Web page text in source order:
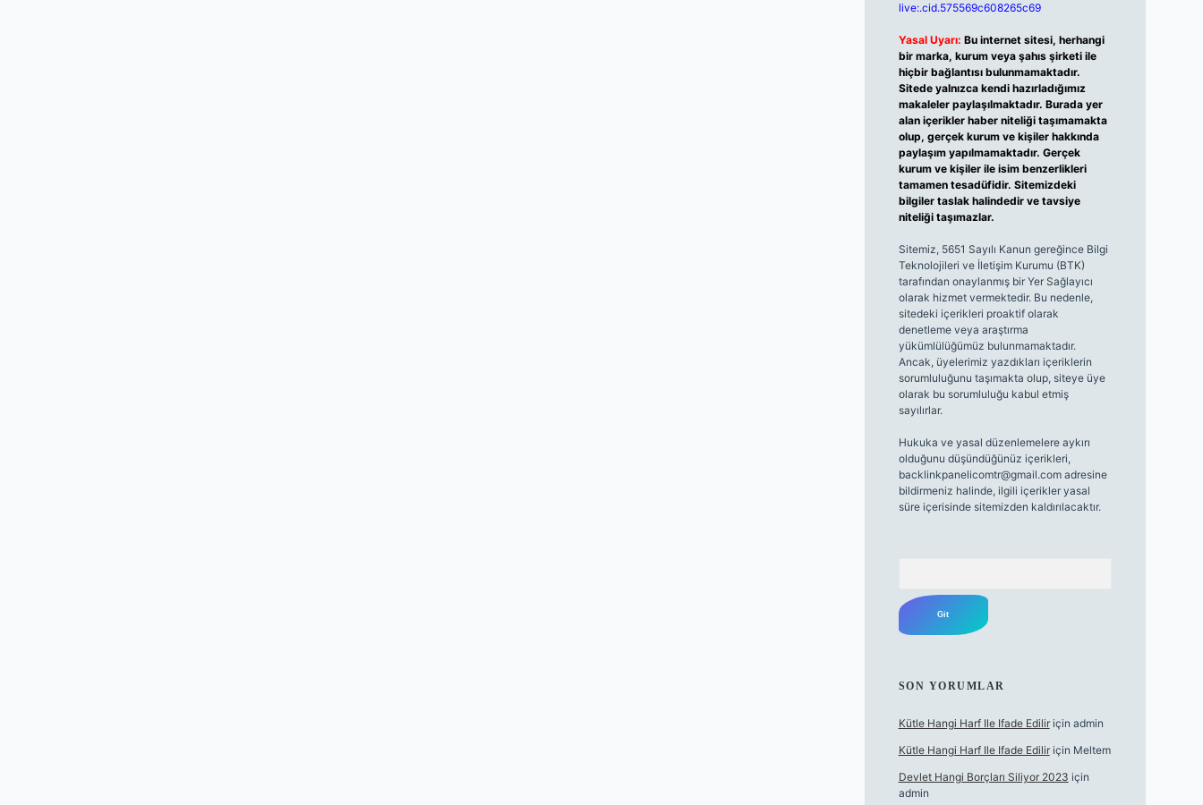
live:.cid.575569c608265c69
Yasal Uyarı: Bu internet sitesi, herhangi
bir marka, kurum veya şahıs şirketi ile
hiçbir bağlantısı bulunmamaktadır.
Sitede yalnızca kendi hazırladığımız
makaleler paylaşılmaktadır. Burada yer
alan içerikler haber niteliği taşımamakta
olup, gerçek kurum ve kişiler hakkında
paylaşım yapılmamaktadır. Gerçek
kurum ve kişiler ile isim benzerlikleri
tamamen tesadüfidir. Sitemizdeki
bilgiler taslak halindedir ve tavsiye
niteliği taşımazlar.
Sitemiz, 5651 Sayılı Kanun gereğince Bilgi
Teknolojileri ve İletişim Kurumu (BTK)
tarafından onaylanmış bir Yer Sağlayıcı
olarak hizmet vermektedir. Bu nedenle,
sitedeki içerikleri proaktif olarak
denetleme veya araştırma
yükümlülüğümüz bulunmamaktadır.
Ancak, üyelerimiz yazdıkları içeriklerin
sorumluluğunu taşımakta olup, siteye üye
olarak bu sorumluluğu kabul etmiş
sayılırlar.
Hukuka ve yasal düzenlemelere aykırı
olduğunu düşündüğünüz içerikleri,
backlinkpanelicomtr@gmail.comadresine
bildirmeniz halinde, ilgili içerikler yasal
süre içerisinde sitemizden kaldırılacaktır.
SON YORUMLAR
Kütle Hangi Harf Ile Ifade Ediliriçin admin
Kütle Hangi Harf Ile Ifade Ediliriçin Meltem
Devlet Hangi Borçları Siliyor 2023 için
admin